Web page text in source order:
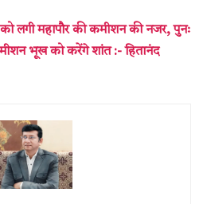
लगी महापौर की कमीशन की नजर, पुनः
भूख को करेंगे शांत :- हितानंद